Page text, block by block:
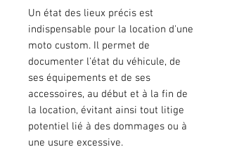
Un état des lieux précis est
indispensable pour la location d'une
moto custom. Il permet de
documenter l'état du véhicule, de
ses équipements et de ses
accessoires, au début et à la fin de
la location, évitant ainsi tout litige
potentiel lié à des dommages ou à
une usure excessive.